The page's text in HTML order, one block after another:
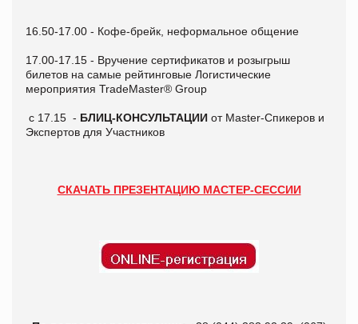
16.50-17.00 - Кофе-брейк, неформальное общение
17.00-17.15 - Вручение сертификатов и розыгрыш
билетов на самые рейтинговые Логистические
мероприятия TradeMaster® Group
с 17.15 - БЛИЦ-КОНСУЛЬТАЦИИ от Master-Спикеров и
Экспертов для Участников
СКАЧАТЬ ПРЕЗЕНТАЦИЮ МАСТЕР-СЕССИИ